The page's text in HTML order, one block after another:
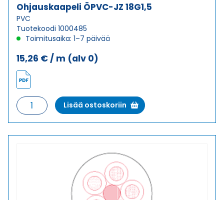
Ohjauskaapeli ÖPVC-JZ 18G1,5
PVC
Tuotekoodi 1000485
Toimitusaika: 1–7 päivää
15,26 € / m (alv 0)
Ohjauskaapeli
ÖPVC-
JZ
Lisää ostoskoriin